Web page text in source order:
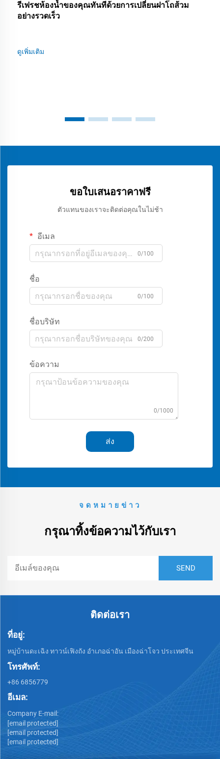
รีเฟรชห้องน้ำของคุณทันทีด้วยการเปลี่ยนฝาโถส้วม
อย่างรวดเร็ว
ดูเพิ่มเติม
ขอใบเสนอราคาฟรี
ตัวแทนของเราจะติดต่อคุณในไม่ช้า
อีเมล
0/100
ชื่อ
0/100
ชื่อบริษัท
0/200
ข้อความ
0/1000
ส่ง
จดหมายข่าว
กรุณาทิ้งข้อความไว้กับเรา
ติดต่อเรา
ที่อยู่:
หมู่บ้านดะเฉิง ทาวน์เฟิงถัง อำเภอฉ่าอัน เมืองฉ่าโจว ประเทศจีน
โทรศัพท์:
+86 6856779
อีเมล:
Company E-mail:
[email protected]
[email protected]
[email protected]